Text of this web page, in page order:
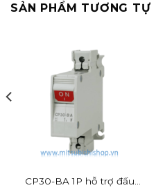
SẢN PHẨM TƯƠNG TỰ
CP30-BA 1P hỗ trợ đấu